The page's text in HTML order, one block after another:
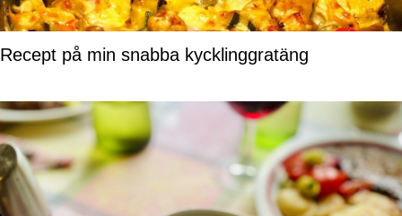
Recept på min snabba kycklinggratäng